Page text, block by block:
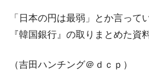
「日本の円は最弱」とか言って
『韓国銀行』の取りまとめた資
（吉田ハンチング＠ｄｃｐ）